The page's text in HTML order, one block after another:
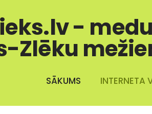
-
Zlēku
SĀKUMS INTERNETA